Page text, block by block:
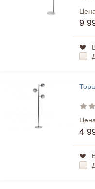
Цена
9
Цена
4